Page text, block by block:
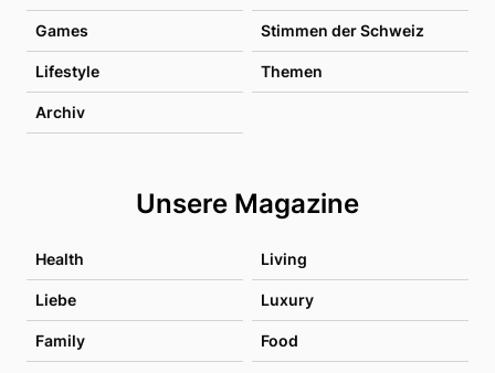
Games Stimmen der Schweiz
Lifestyle Themen
Archiv
Unsere Magazine
Health Living
Liebe Luxury
Family Food